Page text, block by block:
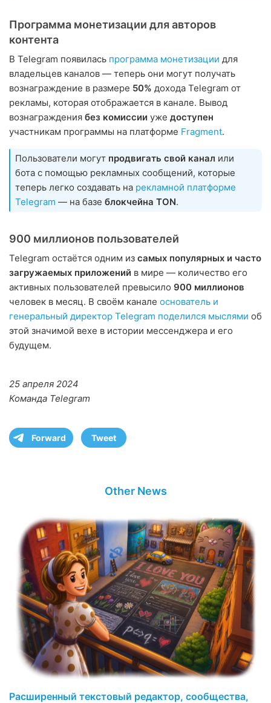
Программа монетизации для авторов
контента
В Telegram появилась программа монетизации для
владельцев каналов — теперь они могут получать
вознаграждение в размере 50% дохода Telegram от
рекламы, которая отображается в канале. Вывод
вознаграждения без комиссии уже доступен
участникам программы на платформе Fragment.
Пользователи могут продвигать свой канал или
бота с помощью рекламных сообщений, которые
теперь легко создавать на рекламной платформе
Telegram — на базе блокчейна TON.
900 миллионов пользователей
Telegram остаётся одним из самых популярных и часто
загружаемых приложений в мире — количество его
активных пользователей превысило 900 миллионов
человек в месяц. В своём канале основатель и
генеральный директор Telegram поделился мыслями об
этой значимой вехе в истории мессенджера и его
будущем.
25 апреля 2024
Команда Telegram
Forward Tweet
Other News
Расширенный текстовый редактор, сообщества,